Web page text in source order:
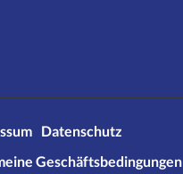
Datenschutz
Geschäftsbedingungen